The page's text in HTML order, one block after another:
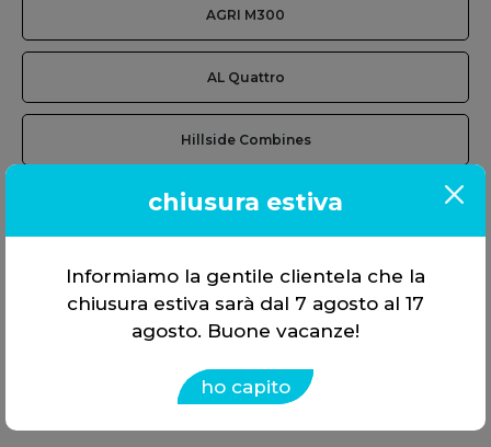
AGRI M300
AL Quattro
Hillside Combines
M-Series
M400
chiusura estiva
Informiamo la gentile clientela che la
chiusura estiva sarà dal 7 agosto al 17
agosto. Buone vacanze!
ho capito